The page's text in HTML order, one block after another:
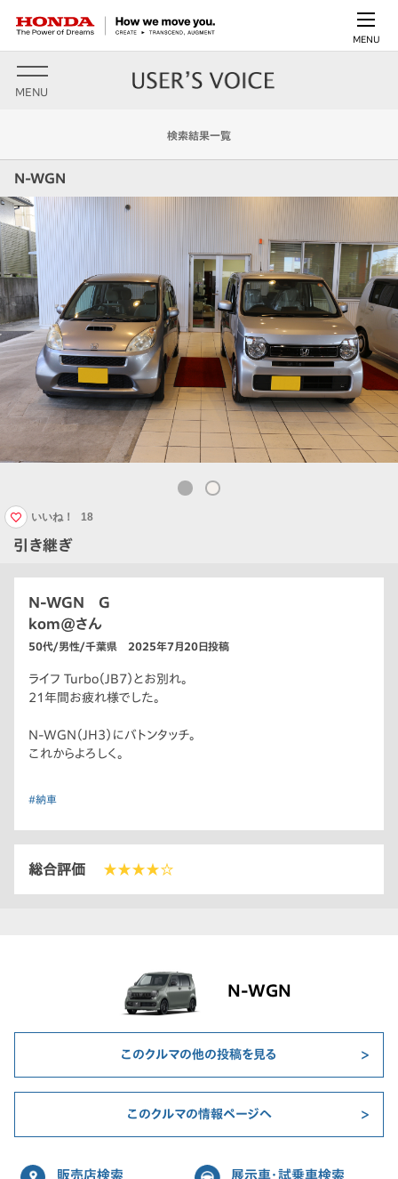
MENU
MENU
検索結果一覧
N-WGN
引き継ぎ
いいね！ 18
N-WGN G
kom@さん
50代/男性/千葉県 2025年7月20日投稿
ライフ Turbo（JB7）とお別れ。
21年間お疲れ様でした。
N-WGN（JH3）にバトンタッチ。
これからよろしく。
#納車
総合評価 ★★★★☆
N-WGN
このクルマの他の投稿を見る
このクルマの情報ページへ
販売店検索 展示車・試乗車検索